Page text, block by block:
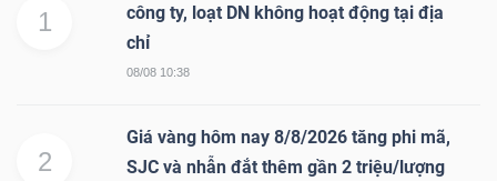
1
công ty, loạt DN không hoạt động tại địa
chỉ
08/08 10:38
2
Giá vàng hôm nay 8/8/2026 tăng phi mã,
SJC và nhẫn đắt thêm gần 2 triệu/lượng